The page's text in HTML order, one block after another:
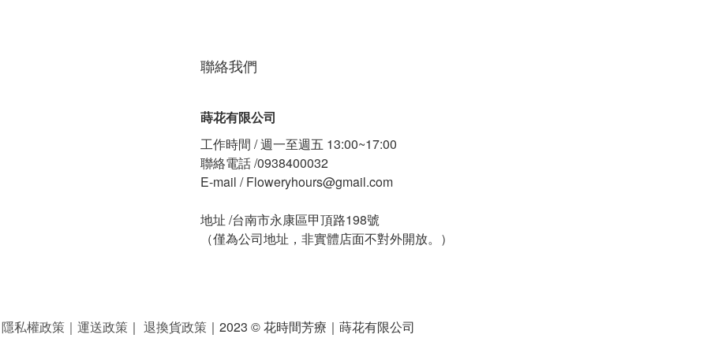
聯絡我們
蒔花有限公司
工作時間 / 週一至週五 13:00~17:00
聯絡電話 /0938400032
E-mail / Floweryhours@gmail.com
地址 /台南市永康區甲頂路198號
（僅為公司地址，非實體店面不對外開放。）
隱私權政策 ｜ 運送政策 ｜ 退換貨政策 ｜2023 © 花時間芳療｜蒔花有限公司